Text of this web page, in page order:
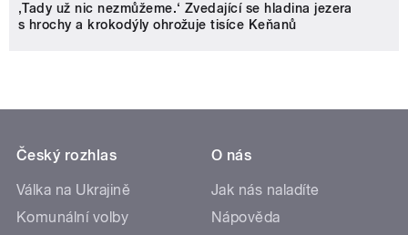
‚Tady už nic nezmůžeme.‘ Zvedající se hladina jezera
s hrochy a krokodýly ohrožuje tisíce Keňanů
Český rozhlas
Válka na Ukrajině
Komunální volby
O nás
Jak nás naladíte
Nápověda